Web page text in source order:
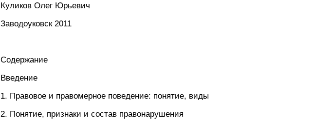
Куликов Олег Юрьевич
Заводоуковск 2011
Содержание
Введение
1. Правовое и правомерное поведение: понятие, виды
2. Понятие, признаки и состав правонарушения